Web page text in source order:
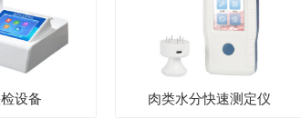
设备 肉类水分快速测定仪